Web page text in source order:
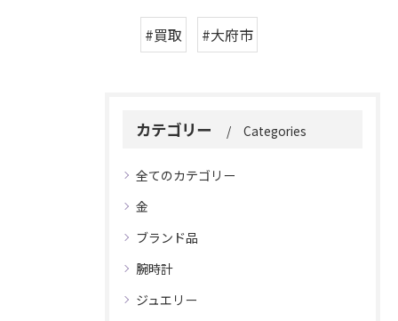
#買取 #大府市
カテゴリー Categories
全てのカテゴリー
金
ブランド品
腕時計
ジュエリー